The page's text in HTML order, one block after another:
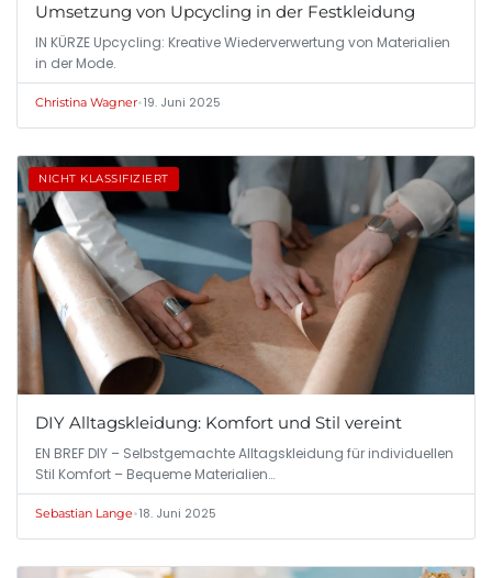
Umsetzung von Upcycling in der Festkleidung
IN KÜRZE Upcycling: Kreative Wiederverwertung von Materialien
in der Mode.
Christina Wagner•19. Juni 2025
NICHT KLASSIFIZIERT
DIY Alltagskleidung: Komfort und Stil vereint
EN BREF DIY – Selbstgemachte Alltagskleidung für individuellen
Stil Komfort – Bequeme Materialien…
Sebastian Lange•18. Juni 2025